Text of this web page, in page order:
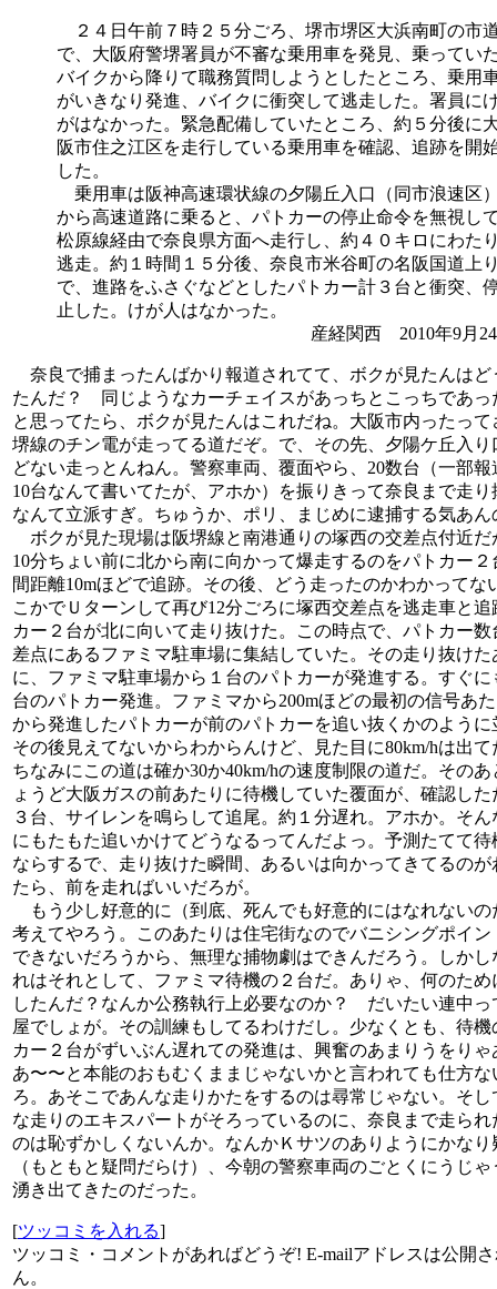
２４日午前７時２５分ごろ、堺市堺区大浜南町の市
で、大阪府警堺署員が不審な乗用車を発見、乗ってい
バイクから降りて職務質問しようとしたところ、乗用
がいきなり発進、バイクに衝突して逃走した。署員に
がはなかった。緊急配備していたところ、約５分後に
阪市住之江区を走行している乗用車を確認、追跡を開
した。
乗用車は阪神高速環状線の夕陽丘入口（同市浪速区
から高速道路に乗ると、パトカーの停止命令を無視し
松原線経由で奈良県方面へ走行し、約４０キロにわた
逃走。約１時間１５分後、奈良市米谷町の名阪国道上
で、進路をふさぐなどとしたパトカー計３台と衝突、
止した。けが人はなかった。
産経関西 2010年9月
奈良で捕まったんばかり報道されてて、ボクが見たんはど
たんだ？ 同じようなカーチェイスがあっちとこっちであっ
と思ってたら、ボクが見たんはこれだね。大阪市内ったって
堺線のチン電が走ってる道だぞ。で、その先、夕陽ケ丘入り
どない走っとんねん。警察車両、覆面やら、20数台（一部報
10台なんて書いてたが、アホか）を振りきって奈良まで走り
なんて立派すぎ。ちゅうか、ポリ、まじめに逮捕する気あん
ボクが見た現場は阪堺線と南港通りの塚西の交差点付近だ
10分ちょい前に北から南に向かって爆走するのをパトカー２
間距離10mほどで追跡。その後、どう走ったのかわかってな
こかでＵターンして再び12分ごろに塚西交差点を逃走車と追
カー２台が北に向いて走り抜けた。この時点で、パトカー数
差点にあるファミマ駐車場に集結していた。その走り抜けた
に、ファミマ駐車場から１台のパトカーが発進する。すぐに
台のパトカー発進。ファミマから200mほどの最初の信号あ
から発進したパトカーが前のパトカーを追い抜くかのように
その後見えてないからわからんけど、見た目に80km/hは出て
ちなみにこの道は確か30か40km/hの速度制限の道だ。そのあ
ょうど大阪ガスの前あたりに待機していた覆面が、確認した
３台、サイレンを鳴らして追尾。約１分遅れ。アホか。そん
にもたもた追いかけてどうなるってんだよっ。予測たてて待
ならするで、走り抜けた瞬間、あるいは向かってきてるのが
たら、前を走ればいいだろが。
もう少し好意的に（到底、死んでも好意的にはなれないの
考えてやろう。このあたりは住宅街なのでバニシングポイン
できないだろうから、無理な捕物劇はできんだろう。しかし
れはそれとして、ファミマ待機の２台だ。ありゃ、何のため
したんだ？なんか公務執行上必要なのか？ だいたい連中っ
屋でしょが。その訓練もしてるわけだし。少なくとも、待機
カー２台がずいぶん遅れての発進は、興奮のあまりうをりゃ
あ〜〜と本能のおもむくままじゃないかと言われても仕方な
ろ。あそこであんな走りかたをするのは尋常じゃない。そし
な走りのエキスパートがそろっているのに、奈良まで走られ
のは恥ずかしくないんか。なんかＫサツのありようにかなり
（もともと疑問だらけ）、今朝の警察車両のごとくにうじゃ
湧き出てきたのだった。
[ツッコミを入れる]
ツッコミ・コメントがあればどうぞ! E-mailアドレスは公開
ん。